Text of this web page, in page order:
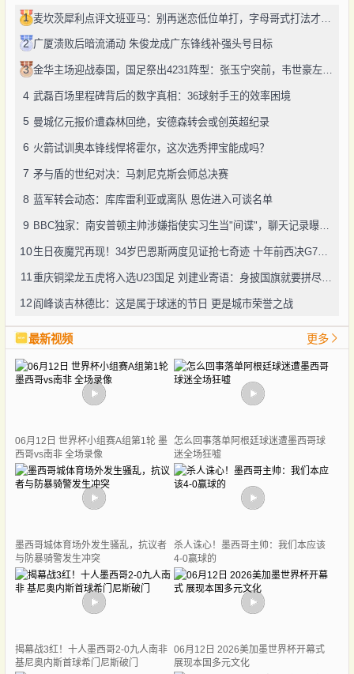
1 麦坎茨犀利点评文班亚马：别再迷恋低位单打，字母哥式打法才是未来
2 广厦溃败后暗流涌动 朱俊龙成广东锋线补强头号目标
3 金华主场迎战泰国，国足祭出4231阵型：张玉宁突前，韦世豪左路驰骋
4 武磊百场里程碑背后的数字真相：36球射手王的效率困境
5 曼城亿元报价遭森林回绝，安德森转会或创英超纪录
6 火箭试训奥本锋线悍将霍尔，这次选秀押宝能成吗？
7 矛与盾的世纪对决：马刺尼克斯会师总决赛
8 蓝军转会动态：库库雷利亚或离队 恩佐进入可谈名单
9 BBC独家：南安普顿主帅涉嫌指使实习生当"间谍"，聊天记录曝光引轩然大波
10 生日夜魔咒再现！34岁巴恩斯两度见证抢七奇迹 十年前西决G7也曾送雷霆回家
11 重庆铜梁龙五虎将入选U23国足 刘建业寄语：身披国旗就要拼尽全力
12 阎峰谈吉林德比：这是属于球迷的节日 更是城市荣誉之战
最新视频 更多
06月12日 世界杯小组赛A组第1轮 墨
西哥vs南非 全场录像
怎么回事落单阿根廷球迷遭墨西哥球
迷全场狂嘘
墨西哥城体育场外发生骚乱，抗议者
与防暴骑警发生冲突
杀人诛心！墨西哥主帅：我们本应该
4-0赢球的
揭幕战3红！十人墨西哥2-0九人南非
基尼奥内斯首球希门尼斯破门
06月12日 2026美加墨世界杯开幕式
展现本国多元文化